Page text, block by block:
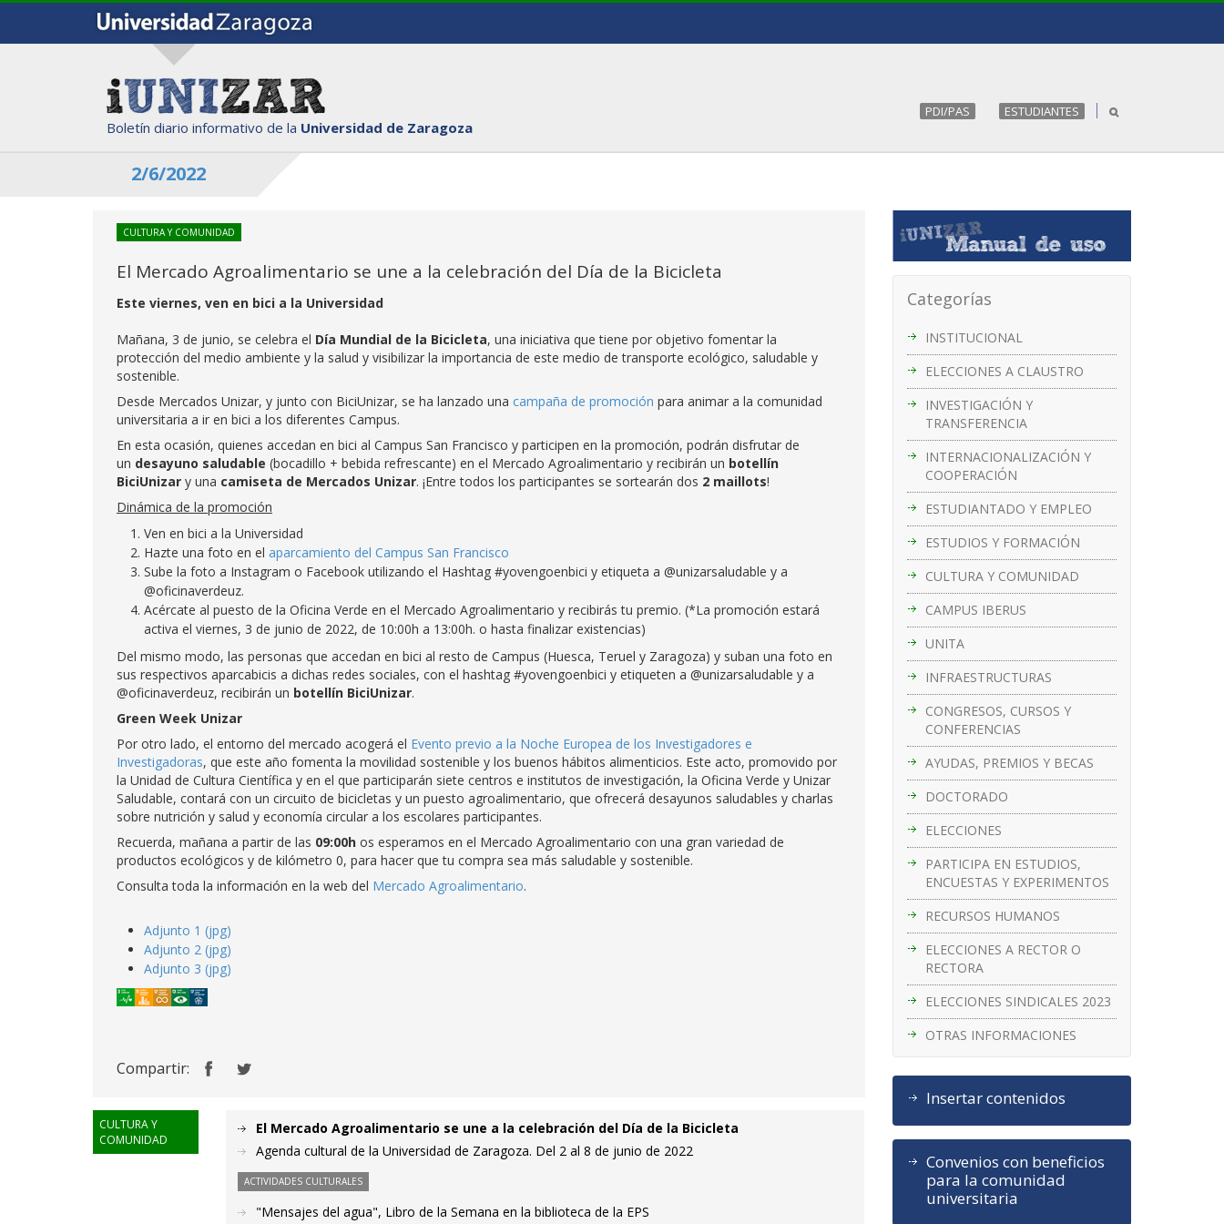
Boletín diario informativo de la Universidad de Zaragoza
PDI/PAS ESTUDIANTES
2/6/2022
Categorías
INSTITUCIONAL
ELECCIONES A CLAUSTRO
INVESTIGACIÓN Y
TRANSFERENCIA
INTERNACIONALIZACIÓN Y
COOPERACIÓN
ESTUDIANTADO Y EMPLEO
ESTUDIOS Y FORMACIÓN
CULTURA Y COMUNIDAD
CAMPUS IBERUS
UNITA
INFRAESTRUCTURAS
CONGRESOS, CURSOS Y
CONFERENCIAS
AYUDAS, PREMIOS Y BECAS
DOCTORADO
ELECCIONES
PARTICIPA EN ESTUDIOS,
ENCUESTAS Y EXPERIMENTOS
RECURSOS HUMANOS
ELECCIONES A RECTOR O
RECTORA
ELECCIONES SINDICALES 2023
OTRAS INFORMACIONES
Insertar contenidos
Convenios con beneficios
para la comunidad
universitaria
CULTURA Y COMUNIDAD
El Mercado Agroalimentario se une a la celebración del Día de la Bicicleta
Este viernes, ven en bici a la Universidad
Mañana, 3 de junio, se celebra el Día Mundial de la Bicicleta, una iniciativa que tiene por objetivo fomentar la
protección del medio ambiente y la salud y visibilizar la importancia de este medio de transporte ecológico, saludable y
sostenible.
Desde Mercados Unizar, y junto con BiciUnizar, se ha lanzado una campaña de promoción para animar a la comunidad
universitaria a ir en bici a los diferentes Campus.
En esta ocasión, quienes accedan en bici al Campus San Francisco y participen en la promoción, podrán disfrutar de
un desayuno saludable (bocadillo + bebida refrescante) en el Mercado Agroalimentario y recibirán un botellín
BiciUnizar y una camiseta de Mercados Unizar. ¡Entre todos los participantes se sortearán dos 2 maillots!
Dinámica de la promoción
Ven en bici a la Universidad
Hazte una foto en el aparcamiento del Campus San Francisco
Sube la foto a Instagram o Facebook utilizando el Hashtag #yovengoenbici y etiqueta a @unizarsaludable y a
@oficinaverdeuz.
Acércate al puesto de la Oficina Verde en el Mercado Agroalimentario y recibirás tu premio. (*La promoción estará
activa el viernes, 3 de junio de 2022, de 10:00h a 13:00h. o hasta finalizar existencias)
Del mismo modo, las personas que accedan en bici al resto de Campus (Huesca, Teruel y Zaragoza) y suban una foto en
sus respectivos aparcabicis a dichas redes sociales, con el hashtag #yovengoenbici y etiqueten a @unizarsaludable y a
@oficinaverdeuz, recibirán un botellín BiciUnizar.
Green Week Unizar
Por otro lado, el entorno del mercado acogerá el Evento previo a la Noche Europea de los Investigadores e
Investigadoras, que este año fomenta la movilidad sostenible y los buenos hábitos alimenticios. Este acto, promovido por
la Unidad de Cultura Científica y en el que participarán siete centros e institutos de investigación, la Oficina Verde y Unizar
Saludable, contará con un circuito de bicicletas y un puesto agroalimentario, que ofrecerá desayunos saludables y charlas
sobre nutrición y salud y economía circular a los escolares participantes.
Recuerda, mañana a partir de las 09:00h os esperamos en el Mercado Agroalimentario con una gran variedad de
productos ecológicos y de kilómetro 0, para hacer que tu compra sea más saludable y sostenible.
Consulta toda la información en la web del Mercado Agroalimentario.
Adjunto 1 (jpg)
Adjunto 2 (jpg)
Adjunto 3 (jpg)
Compartir:
CULTURA Y
COMUNIDAD
El Mercado Agroalimentario se une a la celebración del Día de la Bicicleta
Agenda cultural de la Universidad de Zaragoza. Del 2 al 8 de junio de 2022
ACTIVIDADES CULTURALES
"Mensajes del agua", Libro de la Semana en la biblioteca de la EPS